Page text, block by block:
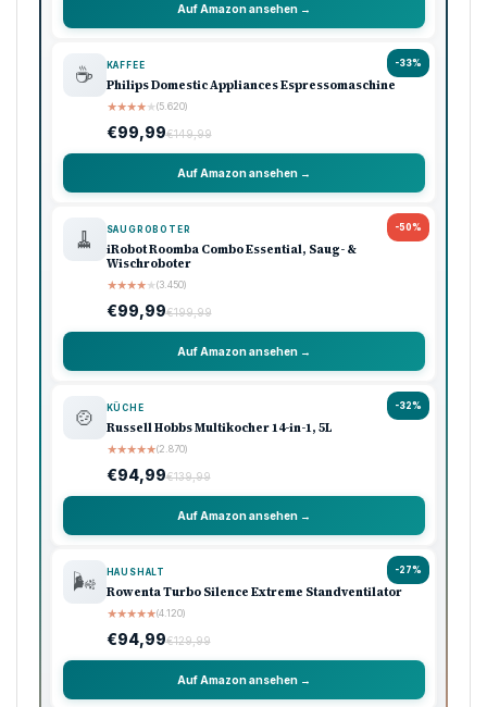
Auf Amazon ansehen →
-33%
☕ KAFFEE
Philips Domestic Appliances Espressomaschine
★★★★★(5.620)
€99,99€149,99
Auf Amazon ansehen →
-50%
🧹 SAUGROBOTER
iRobot Roomba Combo Essential, Saug- &
Wischroboter
★★★★★(3.450)
€99,99€199,99
Auf Amazon ansehen →
-32%
🍲 KÜCHE
Russell Hobbs Multikocher 14-in-1, 5L
★★★★★(2.870)
€94,99€139,99
Auf Amazon ansehen →
-27%
🌬️ HAUSHALT
Rowenta Turbo Silence Extreme Standventilator
★★★★★(4.120)
€94,99€129,99
Auf Amazon ansehen →